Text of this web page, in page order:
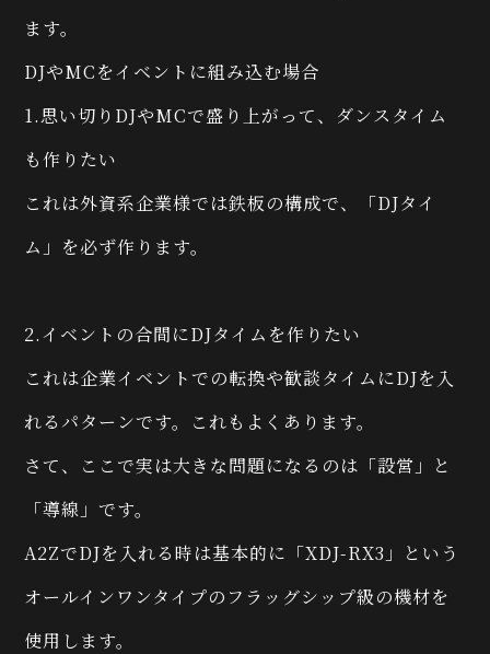
ます。
DJやMCをイベントに組み込む場合
1.思い切りDJやMCで盛り上がって、ダンスタイム
も作りたい
これは外資系企業様では鉄板の構成で、「DJタイ
ム」を必ず作ります。
2.イベントの合間にDJタイムを作りたい
これは企業イベントでの転換や歓談タイムにDJを入
れるパターンです。これもよくあります。
さて、ここで実は大きな問題になるのは「設営」と
「導線」です。
A2ZでDJを入れる時は基本的に「XDJ-RX3」という
オールインワンタイプのフラッグシップ級の機材を
使用します。